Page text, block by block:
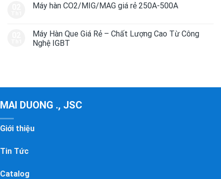
Máy hàn CO2/MIG/MAG giá rẻ 250A-500A
Máy Hàn Que Giá Rẻ – Chất Lượng Cao Từ Công
Nghệ IGBT
MAI DUONG ., JSC
Giới thiệu
Tin Tức
Catalog